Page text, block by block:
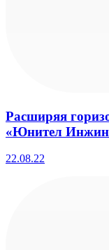
Расширяя
«Юнител
22.08.22